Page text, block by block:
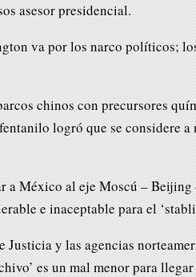
asesor presidencial.
va por los narco políticos;
chinos con precursores
logró que se considere a
a México al eje Moscú – Beijing
e inaceptable para el
Justicia y las agencias
es un mal menor para